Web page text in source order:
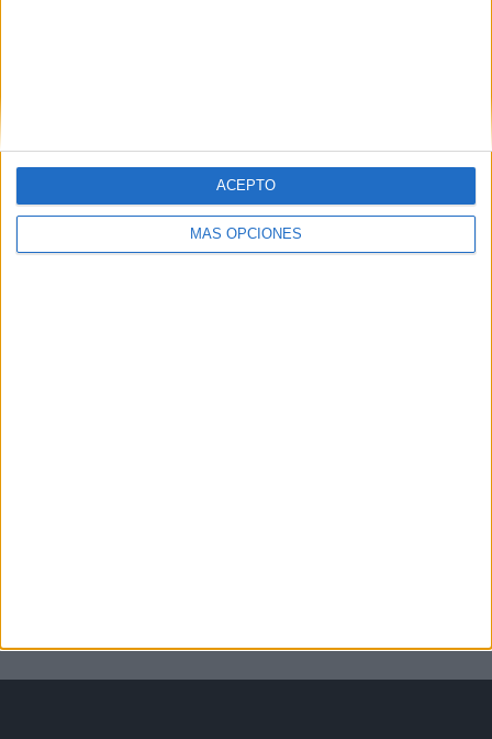
MÁS OPCIONES
ACEPTO